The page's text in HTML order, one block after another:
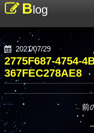
Blog
2021/07/29
2775F687-4754-
367FEC278AE8
←前